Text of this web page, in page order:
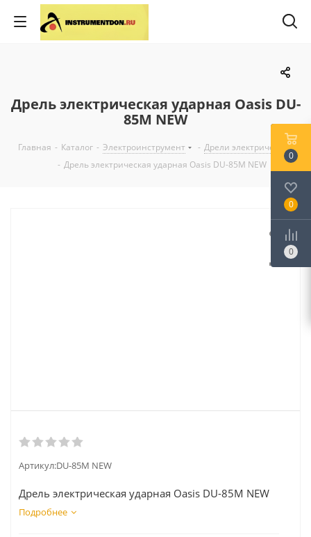
Дрель электрическая ударная Oasis DU-
85М NEW
Главная - Каталог - Электроинструмент - Дрели электрические
- Дрель электрическая ударная Oasis DU-85М NEW
Артикул:DU-85М NEW
Дрель электрическая ударная Oasis DU-85М NEW
Подробнее
0
0
0